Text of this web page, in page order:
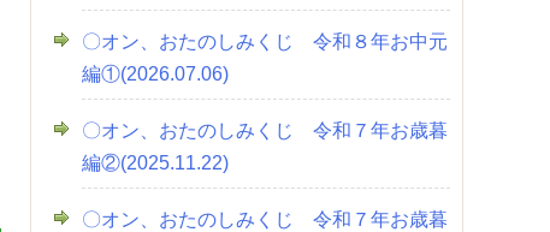
〇オン、おたのしみくじ 令和８年お中元
編①(2026.07.06)
〇オン、おたのしみくじ 令和７年お歳暮
編②(2025.11.22)
〇オン、おたのしみくじ 令和７年お歳暮